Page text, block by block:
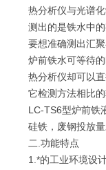
热分析仪与光谱
测出的是铁水中
要想准确测出汇
炉前铁水可等待
热分析仪却可以
它检测方法相比
LC-TS6型炉前铁
硅铁，废钢投放
二.功能特点
1.*的工业环境设